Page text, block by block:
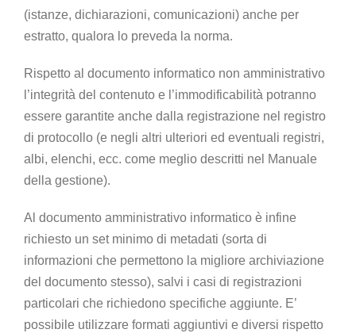
(istanze, dichiarazioni, comunicazioni) anche per
estratto, qualora lo preveda la norma.
Rispetto al documento informatico non amministrativo
l’integrità del contenuto e l’immodificabilità potranno
essere garantite anche dalla registrazione nel registro
di protocollo (e negli altri ulteriori ed eventuali registri,
albi, elenchi, ecc. come meglio descritti nel Manuale
della gestione).
Al documento amministrativo informatico è infine
richiesto un set minimo di metadati (sorta di
informazioni che permettono la migliore archiviazione
del documento stesso), salvi i casi di registrazioni
particolari che richiedono specifiche aggiunte. E’
possibile utilizzare formati aggiuntivi e diversi rispetto